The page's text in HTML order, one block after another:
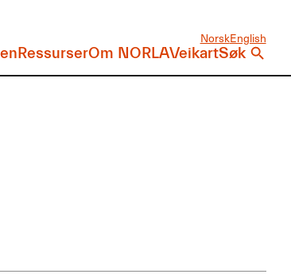
NorskEnglish
RessurserOm NORLAVeikartSøk